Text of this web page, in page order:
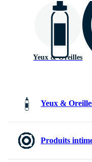
Yeux & Oreilles
Yeux &
Produits